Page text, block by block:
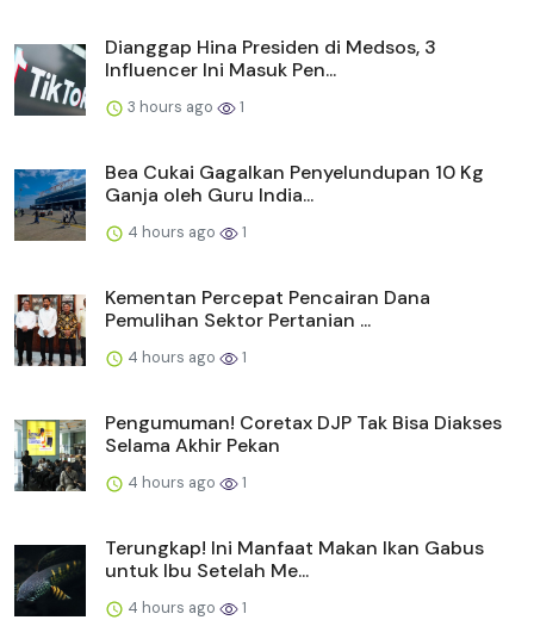
Dianggap Hina Presiden di Medsos, 3
Influencer Ini Masuk Pen...
3 hours ago 1
Bea Cukai Gagalkan Penyelundupan 10 Kg
Ganja oleh Guru India...
4 hours ago 1
Kementan Percepat Pencairan Dana
Pemulihan Sektor Pertanian ...
4 hours ago 1
Pengumuman! Coretax DJP Tak Bisa Diakses
Selama Akhir Pekan
4 hours ago 1
Terungkap! Ini Manfaat Makan Ikan Gabus
untuk Ibu Setelah Me...
4 hours ago 1